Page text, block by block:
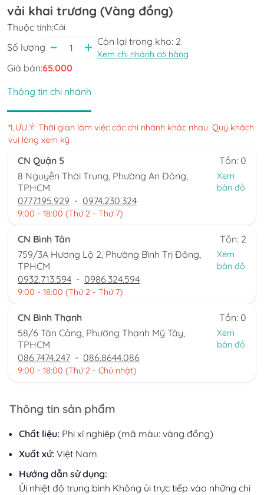
vải khai trương (Vàng đồng)
Thuộc tính:Cái
Số lượng
Còn lại trong kho: 2
Xem chi nhánh có hàng
Giá bán:65.000
Thông tin chi nhánh
*LƯU Ý: Thời gian làm việc các chi nhánh khác nhau. Quý khách
vui lòng xem kỹ
CN Quận 5
Tồn: 0
8 Nguyễn Thời Trung, Phường An Đông,
TPHCM
Xem
bản đồ
0777.195.929 - 0974.230.324
9:00 - 18:00 (Thứ 2 - Thứ 7)
CN Bình Tân
Tồn: 2
759/3A Hương Lộ 2, Phường Bình Trị Đông,
TPHCM
Xem
bản đồ
0932.713.594 - 0986.324.594
9:00 - 18:00 (Thứ 2 - Thứ 7)
CN Bình Thạnh
Tồn: 0
58/6 Tân Cảng, Phường Thạnh Mỹ Tây,
TPHCM
Xem
bản đồ
086.7474.247 - 086.8644.086
9:00 - 18:00 (Thứ 2 - Chủ nhật)
Thông tin sản phẩm
Chất liệu: Phi xí nghiệp (mã màu: vàng đồng)
Xuất xứ: Việt Nam
Hướng dẫn sử dụng:
Ủi nhiệt độ trung bình Không ủi trực tiếp vào những chi